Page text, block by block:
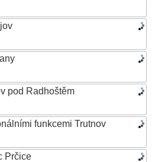
pod Radhoštěm
funkcemi Trutnov
Prčice